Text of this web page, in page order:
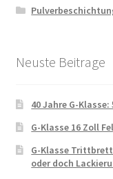
Neuste Beitrage
40 Jahre G-
G-Klasse 16 Zoll
G-Klasse
oder doch